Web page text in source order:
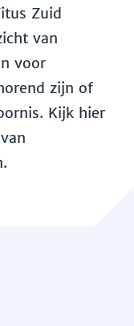
Zuid
van
voor
zijn of
Kijk hier